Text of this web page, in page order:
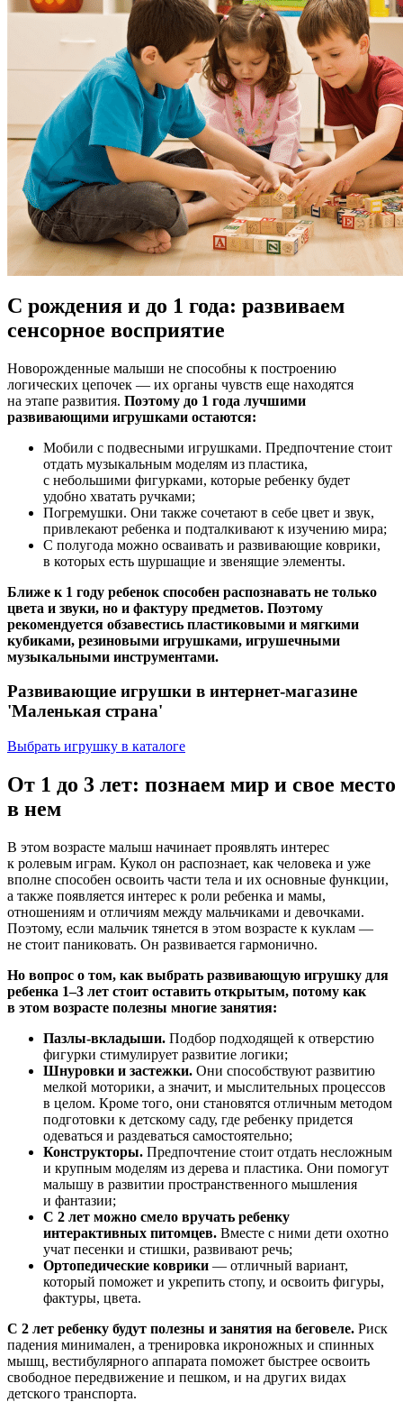
С рождения и до 1 года: развиваем
сенсорное восприятие
Новорожденные малыши не способны к построению
логических цепочек — их органы чувств еще находятся
на этапе развития. Поэтому до 1 года лучшими
развивающими игрушками остаются:
Мобили с подвесными игрушками. Предпочтение стоит
отдать музыкальным моделям из пластика,
с небольшими фигурками, которые ребенку будет
удобно хватать ручками;
Погремушки. Они также сочетают в себе цвет и звук,
привлекают ребенка и подталкивают к изучению мира;
С полугода можно осваивать и развивающие коврики,
в которых есть шуршащие и звенящие элементы.
Ближе к 1 году ребенок способен распознавать не только
цвета и звуки, но и фактуру предметов. Поэтому
рекомендуется обзавестись пластиковыми и мягкими
кубиками, резиновыми игрушками, игрушечными
музыкальными инструментами.
Развивающие игрушки в интернет-магазине
'Маленькая страна'
Выбрать игрушку в каталоге
От 1 до 3 лет: познаем мир и свое место
в нем
В этом возрасте малыш начинает проявлять интерес
к ролевым играм. Кукол он распознает, как человека и уже
вполне способен освоить части тела и их основные функции,
а также появляется интерес к роли ребенка и мамы,
отношениям и отличиям между мальчиками и девочками.
Поэтому, если мальчик тянется в этом возрасте к куклам —
не стоит паниковать. Он развивается гармонично.
Но вопрос о том, как выбрать развивающую игрушку для
ребенка 1–3 лет стоит оставить открытым, потому как
в этом возрасте полезны многие занятия:
Пазлы-вкладыши. Подбор подходящей к отверстию
фигурки стимулирует развитие логики;
Шнуровки и застежки. Они способствуют развитию
мелкой моторики, а значит, и мыслительных процессов
в целом. Кроме того, они становятся отличным методом
подготовки к детскому саду, где ребенку придется
одеваться и раздеваться самостоятельно;
Конструкторы. Предпочтение стоит отдать несложным
и крупным моделям из дерева и пластика. Они помогут
малышу в развитии пространственного мышления
и фантазии;
С 2 лет можно смело вручать ребенку
интерактивных питомцев. Вместе с ними дети охотно
учат песенки и стишки, развивают речь;
Ортопедические коврики — отличный вариант,
который поможет и укрепить стопу, и освоить фигуры,
фактуры, цвета.
С 2 лет ребенку будут полезны и занятия на беговеле. Риск
падения минимален, а тренировка икроножных и спинных
мышц, вестибулярного аппарата поможет быстрее освоить
свободное передвижение и пешком, и на других видах
детского транспорта.